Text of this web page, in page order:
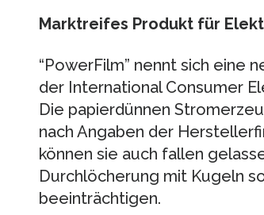
Marktreifes Produkt für
“PowerFilm” nennt sich eine
der International Consumer
Die papierdünnen
nach Angaben der
können sie auch fallen
Durchlöcherung mit Kugeln
beeinträchtigen.